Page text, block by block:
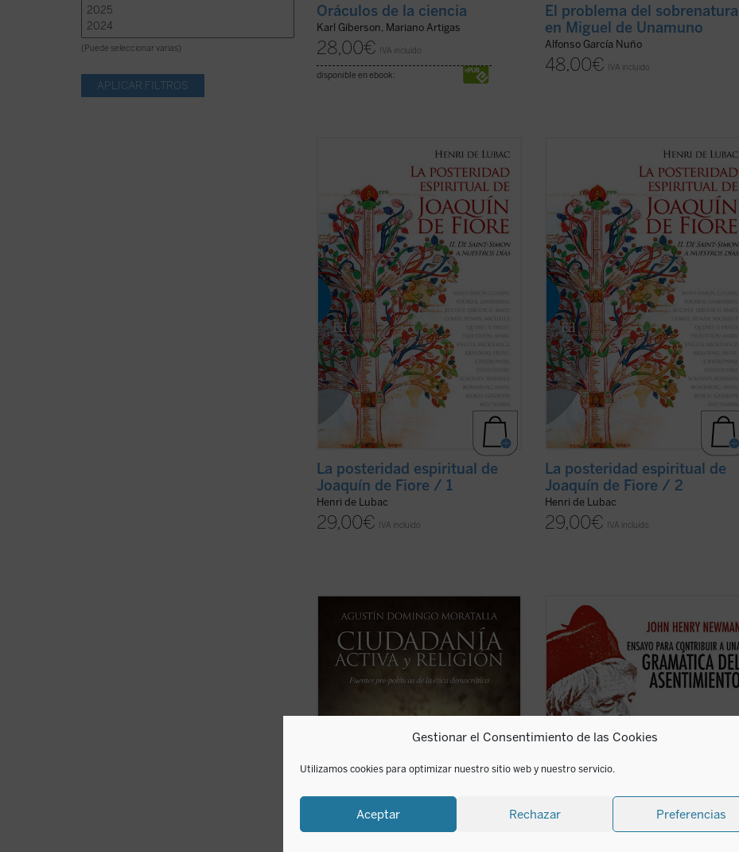
Gestionar el Consentimiento de las Cookies
Utilizamos cookies para optimizar nuestro sitio web y nuestro servicio.
Aceptar Rechazar Preferencias
(Puede seleccionar varias)
Oráculos de la ciencia
Karl Giberson, Mariano Artigas
28,00€ IVA incluido
disponible en ebook:
El problema del sobrenatural
en Miguel de Unamuno
Alfonso García Nuño
48,00€ IVA incluido
La enigmática figura de Joaquín de Fiore
ha suscitado escaso interés entre los
historiadores de la exégesis y de la
teología. Sin embargo, este monje,
fundador de una orden religiosa y amigo
de los papas, fue el iniciador de uno de
los ...(ver ficha)
La posteridad espiritual de
Joaquín de Fiore / 1
Henri de Lubac
29,00€ IVA incluido
La enigmática figura de Joaquín de Fiore
ha suscitado escaso interés entre los
historiadores de la exégesis y de la
teología. Sin embargo, este monje,
fundador de una orden religiosa y amigo
de los papas, fue el iniciador de uno de
los ...(ver ficha)
La posteridad espiritual de
Joaquín de Fiore / 2
Henri de Lubac
29,00€ IVA incluido
Uno de los problemas más importantes
de la ética democrática es la clarificación
del papel que desempeñan las religiones
en la esfera pública. Con la pretensión de
superar posiciones confesionalistas o
Edición revisada y anotada de la obra
cumbre del Cardenal Newman.
Dedicada a investigar el tipo de
asentimiento propio de las certezas
religiosas, y a medio camino entre el
ensayo filosófico y apologético, la
Gramática del ...(ver ficha)